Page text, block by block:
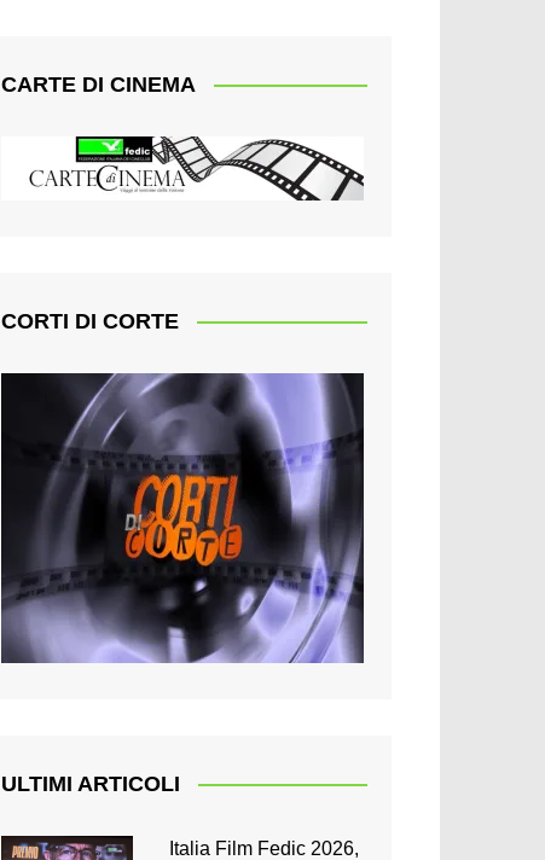
CARTE DI CINEMA
CORTI DI CORTE
ULTIMI ARTICOLI
Italia Film Fedic 2026,